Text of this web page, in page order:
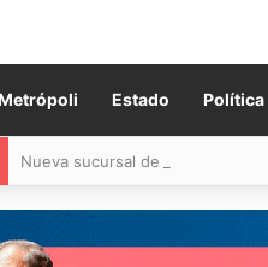
Estado Política
Nueva sucursal de CarneMart